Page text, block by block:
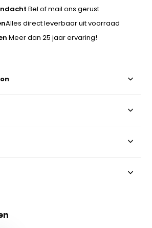
Bel of mail ons gerust
Alles direct leverbaar uit voorraad
Meer dan 25 jaar ervaring!